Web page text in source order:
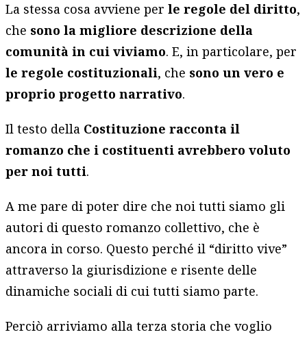
La stessa cosa avviene perle regole del diritto,
che sono la migliore descrizione della
comunità in cui viviamo. E, in particolare, per
le regole costituzionali, che sono un vero e
proprio progetto narrativo.
Il testo della Costituzione racconta il
romanzo che i costituenti avrebbero voluto
per noi tutti.
A me pare di poter dire che noi tutti siamo gli
autori di questo romanzo collettivo, che è
ancora in corso. Questo perché il “diritto vive”
attraverso la giurisdizione e risente delle
dinamiche sociali di cui tutti siamo parte.
Perciò arriviamo alla terza storia che voglio